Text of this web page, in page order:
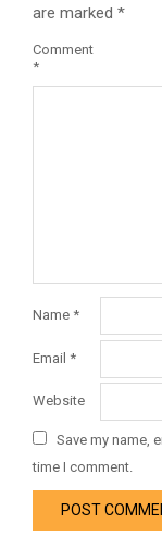
are marked *
Comment
*
Name *
Email *
Website
Save my name,
time I comment.